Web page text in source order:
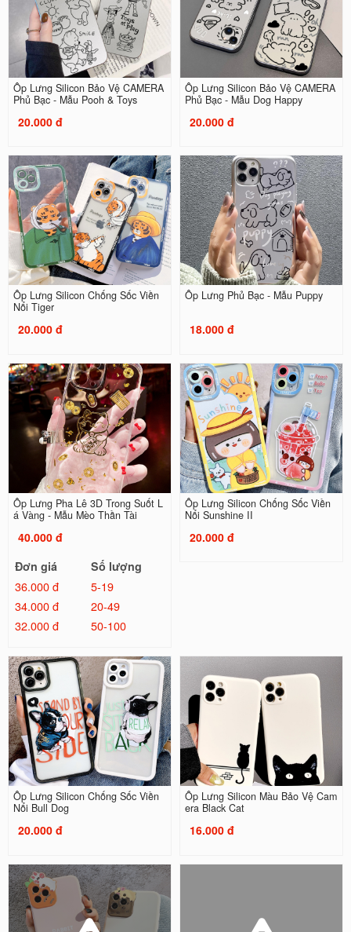
Ốp Lưng Silicon Bảo Vệ CAMERA
Phủ Bạc - Mẫu Pooh & Toys
20.000 đ
Ốp Lưng Silicon Bảo Vệ CAMERA
Phủ Bạc - Mẫu Dog Happy
20.000 đ
Ốp Lưng Silicon Chống Sốc Viền
Nổi Tiger
20.000 đ
Ốp Lưng Phủ Bạc - Mẫu Puppy
18.000 đ
Ốp Lưng Pha Lê 3D Trong Suốt L
á Vàng - Mẫu Mèo Thần Tài
40.000 đ
Đơn giá
Số lượng
36.000 đ
5-19
34.000 đ
20-49
32.000 đ
50-100
Ốp Lưng Silicon Chống Sốc Viền
Nổi Sunshine II
20.000 đ
Ốp Lưng Silicon Chống Sốc Viền
Nổi Bull Dog
20.000 đ
Ốp Lưng Silicon Màu Bảo Vệ Cam
era Black Cat
16.000 đ